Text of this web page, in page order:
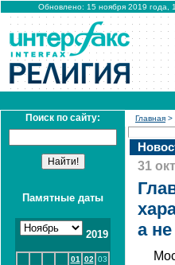
Обновлено: 15 ноября 2019 года,
Поиск по сайту:
Памятные даты
2019
01 02 03
Главная >
31
а